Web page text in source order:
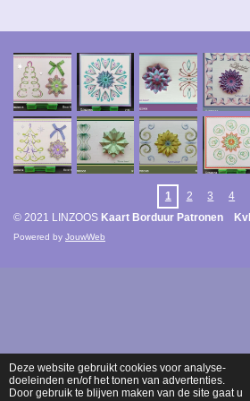
Deze website gebruikt cookies voor analyse-
doeleinden en/of het tonen van advertenties.
Door gebruik te blijven maken van de site gaat u
1 2 3
4
© 2021 LINZOOS Kaart Borduur Patronen
Powered by JouwWeb